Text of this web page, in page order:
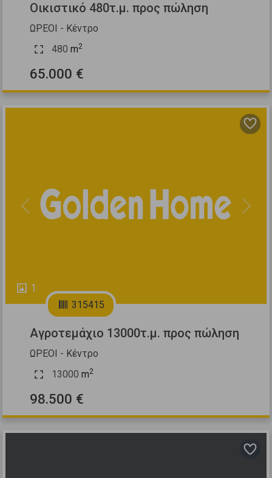
Οικιστικό 480τ.μ. προς πώληση
ΩΡΕΟΙ - Κέντρο
480 m2
65.000 €
1
Previous Next
315415
Αγροτεμάχιο 13000τ.μ. προς πώληση
ΩΡΕΟΙ - Κέντρο
13000 m2
98.500 €